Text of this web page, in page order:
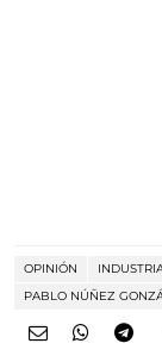
OPINIÓN
PABLO NÚÑEZ